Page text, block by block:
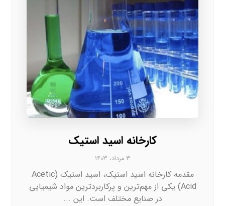
کارخانه اسید استیک
۳ مرداد، ۱۴۰۳
مقدمه کارخانه اسید استیک، اسید استیک (Acetic
Acid) یکی از مهم‌ترین و پرکاربردترین مواد شیمیایی
در صنایع مختلف است. این ...